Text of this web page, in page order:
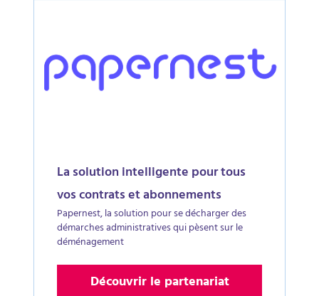
La solution intelligente pour tous
vos contrats et abonnements
Papernest, la solution pour se décharger des
démarches administratives qui pèsent sur le
déménagement
Découvrir le partenariat